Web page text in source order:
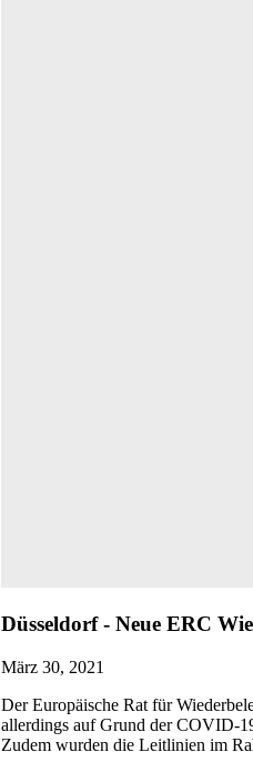
Düsseldorf - Neue ERC
März 30, 2021
Der Europäische Rat für
allerdings auf Grund der COVID-
Zudem wurden die Leitlinien im